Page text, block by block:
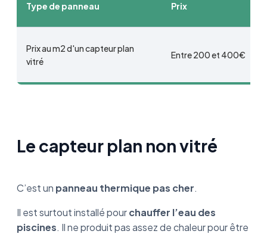
Type de panneau Prix
Prix au m2 d'un capteur plan
vitré
Entre 200 et 400€
Le capteur plan non vitré
C’est un panneau thermique pas cher.
Il est surtout installé pourchauffer l’eau des
piscines. Il ne produit pas assez de chaleur pour être